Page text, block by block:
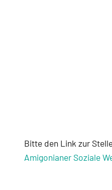
Bitte den Link zur
Amigonianer Soziale